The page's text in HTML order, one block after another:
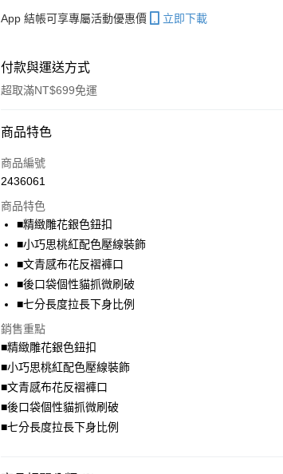
App 結帳可享專屬活動優惠價 立即下載
付款與運送方式
超取滿NT$699免運
付款方式
信用卡一次付款
LINE Pay
Apple Pay
街口支付
悠遊付
Google Pay
全盈+PAY
大哥付你分期
相關說明
【大哥付你分期使用說明】
商品特色
商品編號
2436061
商品特色
■精緻雕花銀色鈕扣
■小巧思桃紅配色壓線裝飾
■文青感布花反褶褲口
■後口袋個性貓抓微刷破
■七分長度拉長下身比例
銷售重點
■精緻雕花銀色鈕扣
■小巧思桃紅配色壓線裝飾
■文青感布花反褶褲口
■後口袋個性貓抓微刷破
■七分長度拉長下身比例